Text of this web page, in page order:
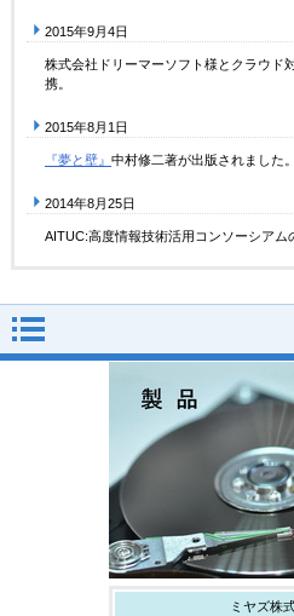
2015年9月4日
株式会社ドリーマーソフト様とクラウド
携。
2015年8月1日
『夢と壁』 中村修二著が出版されました。
2014年8月25日
AITUC:高度情報技術活用コンソーシアム
ミヤズ株